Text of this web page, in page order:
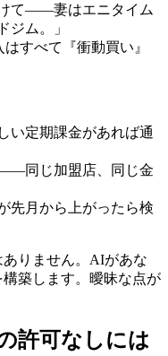
けて――妻はエニタイム
ジム。」
はすべて『衝動買い』
い定期課金があれば通
――同じ加盟店、同じ金
先月から上がったら検
りません。AIがあな
築します。曖昧な点が
許可なしには